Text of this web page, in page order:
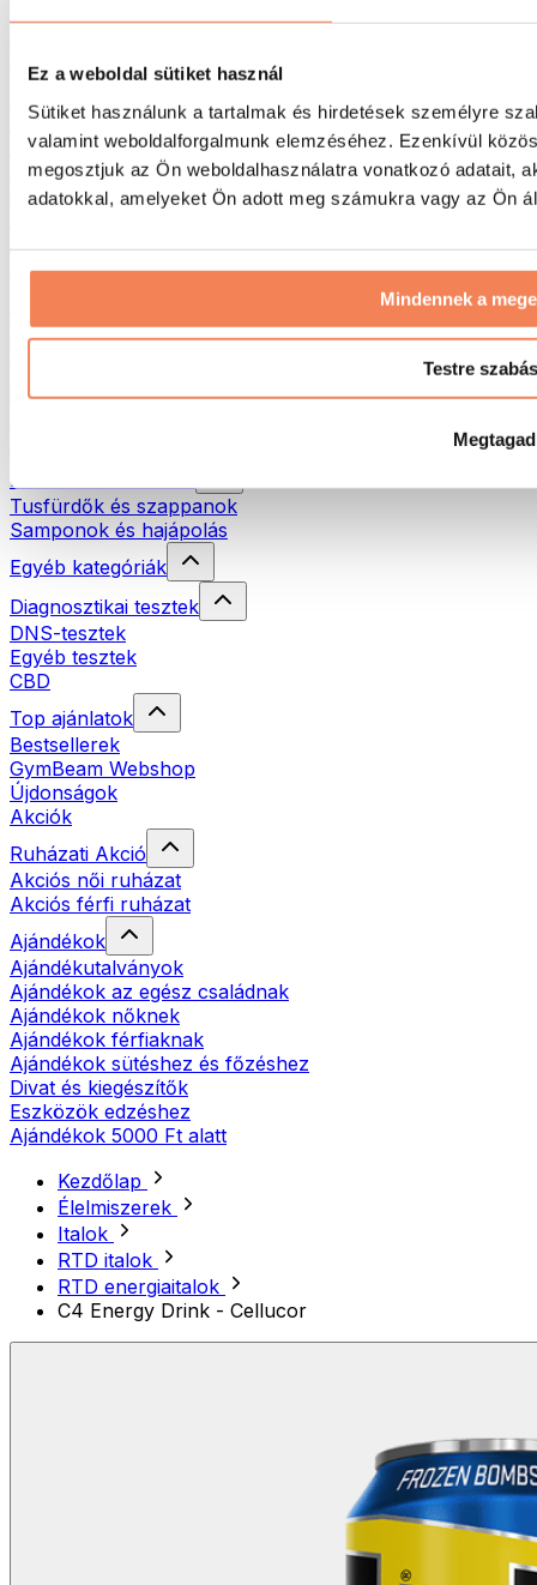
Ez a weboldal sütiket használ
Sütiket használunk a tartalmak és hirdetések személyre
valamint weboldalforgalmunk elemzéséhez. Ezenkívül
megosztjuk az Ön weboldalhasználatra vonatkozó adatait,
adatokkal, amelyeket Ön adott meg számukra vagy az Ön
Mindennek a
Testre szabás
Megtagad
Hátizsákok
Futás
Küzdősportok
Kerékpározás
Jóga és pilates
Úszás
Túrázás
Vörösfény-terápia
Öko háztartás
Natúrkozmetikumok
Tusfürdők és szappanok
Samponok és hajápolás
Egyéb kategóriák
Diagnosztikai tesztek
DNS-tesztek
Egyéb tesztek
CBD
Top ajánlatok
Bestsellerek
GymBeam Webshop
Újdonságok
Akciók
Ruházati Akció
Akciós női ruházat
Akciós férfi ruházat
Ajándékok
Ajándékutalványok
Ajándékok az egész családnak
Ajándékok nőknek
Ajándékok férfiaknak
Ajándékok sütéshez és főzéshez
Divat és kiegészítők
Eszközök edzéshez
Ajándékok 5000 Ft alatt
Kezdőlap
Élelmiszerek
Italok
RTD italok
RTD energiaitalok
C4 Energy Drink - Cellucor